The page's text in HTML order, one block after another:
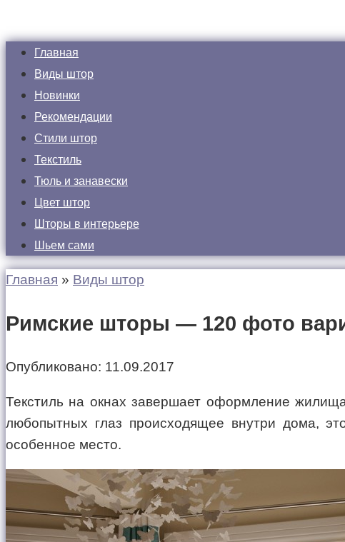
Главная
Виды штор
Новинки
Рекомендации
Стили штор
Текстиль
Тюль и занавески
Цвет штор
Шторы в интерьере
Шьем сами
Главная » Виды штор
Римские шторы — 120 фото
Опубликовано: 11.09.2017
Текстиль на окнах завершает оформление
любопытных глаз происходящее внутри дома,
особенное место.